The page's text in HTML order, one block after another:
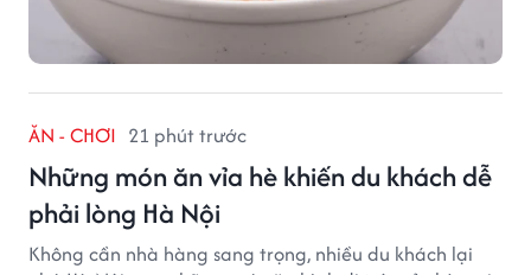
ĂN - CHƠI 21 phút trước
Những món ăn vỉa hè khiến du khách dễ
phải lòng Hà Nội
Không cần nhà hàng sang trọng, nhiều du khách lại